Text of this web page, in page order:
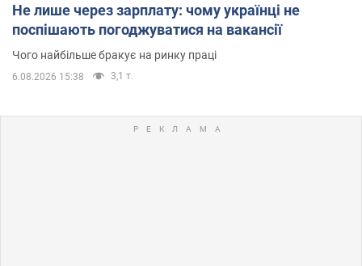
Не лише через зарплату: чому українці не
поспішають погоджуватися на вакансії
Чого найбільше бракує на ринку праці
6.08.2026 15:38 3,1 т.